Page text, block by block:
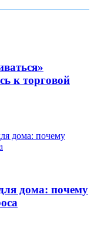
к торговой
дома: почему